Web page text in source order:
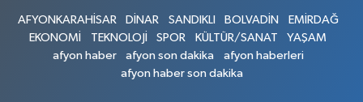
AFYONKARAHİSAR DİNAR SANDIKLI BOLVADİN
EMİRDAĞ
EKONOMİ
TEKNOLOJİ SPOR KÜLTÜR/SANAT
YAŞAM
afyon haber
afyon son dakika
afyon haberleri
afyon haber son dakika